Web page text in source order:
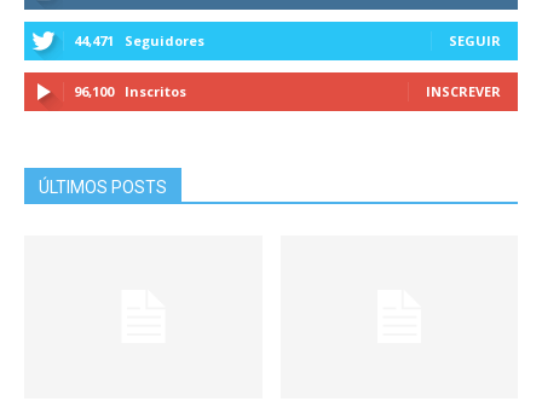
44,471 Seguidores SEGUIR
96,100 Inscritos INSCREVER
ÚLTIMOS POSTS